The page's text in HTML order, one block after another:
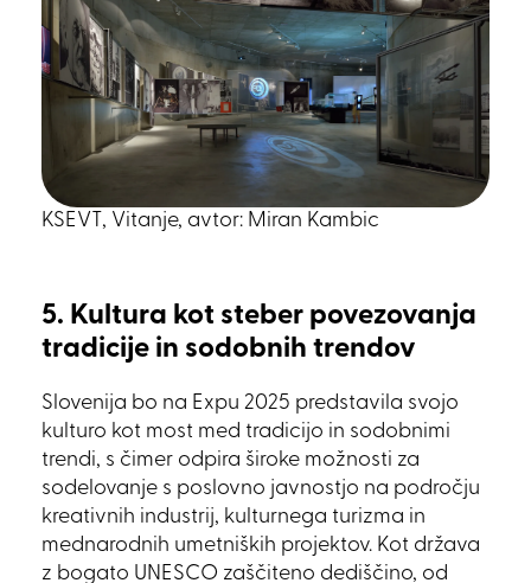
KSEVT, Vitanje, avtor: Miran Kambic
5. Kultura kot steber povezovanja
tradicije in sodobnih trendov
Slovenija bo na Expu 2025 predstavila svojo
kulturo kot most med tradicijo in sodobnimi
trendi, s čimer odpira široke možnosti za
sodelovanje s poslovno javnostjo na področju
kreativnih industrij, kulturnega turizma in
mednarodnih umetniških projektov. Kot država
z bogato UNESCO zaščiteno dediščino, od